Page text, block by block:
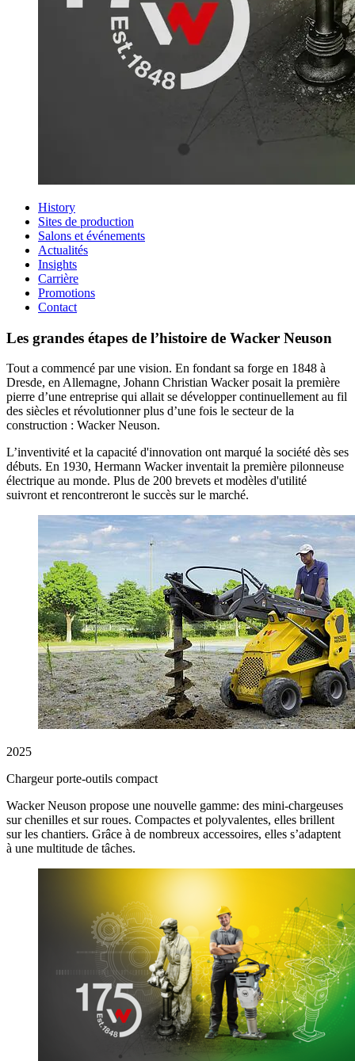
History
Sites de production
Salons et événements
Actualités
Insights
Carrière
Promotions
Contact
Les grandes étapes de l’histoire de Wacker Neuson
Tout a commencé par une vision. En fondant sa forge en 1848 à
Dresde, en Allemagne, Johann Christian Wacker posait la première
pierre d’une entreprise qui allait se développer continuellement au fil
des siècles et révolutionner plus d’une fois le secteur de la
construction : Wacker Neuson.
L’inventivité et la capacité d'innovation ont marqué la société dès ses
débuts. En 1930, Hermann Wacker inventait la première pilonneuse
électrique au monde. Plus de 200 brevets et modèles d'utilité
suivront et rencontreront le succès sur le marché.
2025
Chargeur porte-outils compact
Wacker Neuson propose une nouvelle gamme: des mini-chargeuses
sur chenilles et sur roues. Compactes et polyvalentes, elles brillent
sur les chantiers. Grâce à de nombreux accessoires, elles s’adaptent
à une multitude de tâches.